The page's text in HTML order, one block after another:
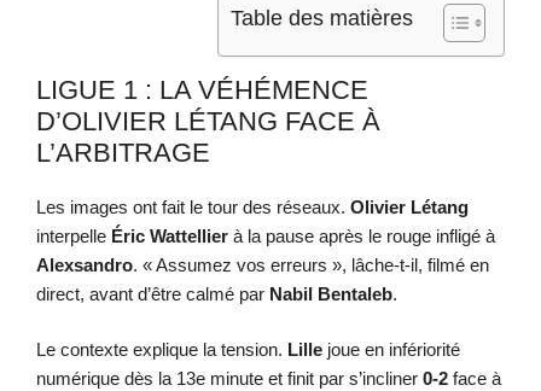
Table des matières
LIGUE 1 : LA VÉHÉMENCE
D’OLIVIER LÉTANG FACE À
L’ARBITRAGE
Les images ont fait le tour des réseaux. Olivier Létang
interpelle Éric Wattellier à la pause après le rouge infligé à
Alexsandro. « Assumez vos erreurs », lâche-t-il, filmé en
direct, avant d’être calmé par Nabil Bentaleb.
Le contexte explique la tension. Lille joue en infériorité
numérique dès la 13e minute et finit par s’incliner 0-2 face à